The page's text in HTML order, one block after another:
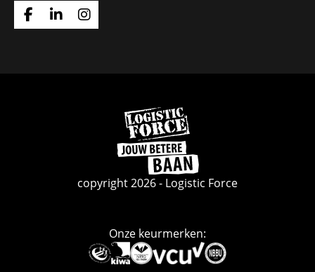
Ga
Ga
Ga
Ga
naar
de
homepage
copyright 2026 - Logistic Force
Onze keurmerken:
Deze
link